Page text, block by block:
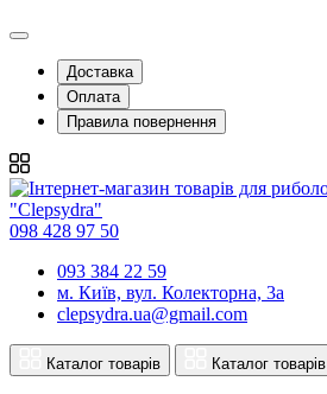
Доставка
Оплата
Правила повернення
098 428 97 50
093 384 22 59
м. Київ, вул. Колекторна, 3а
clepsydra.ua@gmail.com
Каталог товарів Каталог товарів